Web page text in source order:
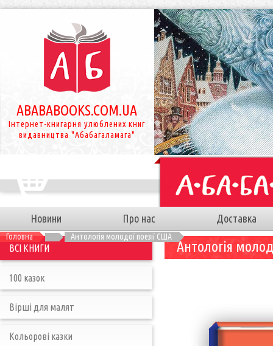
ABABABOOKS.COM.UA
Інтернет-книгарня улюблених книг
видавництва "Абабагаламага"
Новини Про нас Доставка
Головна Антологія молодої поезії США
Антологія
ВСІ КНИГИ
100 казок
Вірші для малят
Кольорові казки